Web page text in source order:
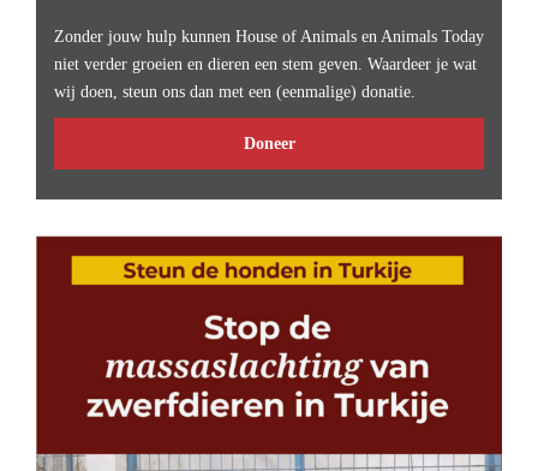
Zonder jouw hulp kunnen House of Animals en Animals Today
niet verder groeien en dieren een stem geven. Waardeer je wat
wij doen, steun ons dan met een (eenmalige) donatie.
Doneer